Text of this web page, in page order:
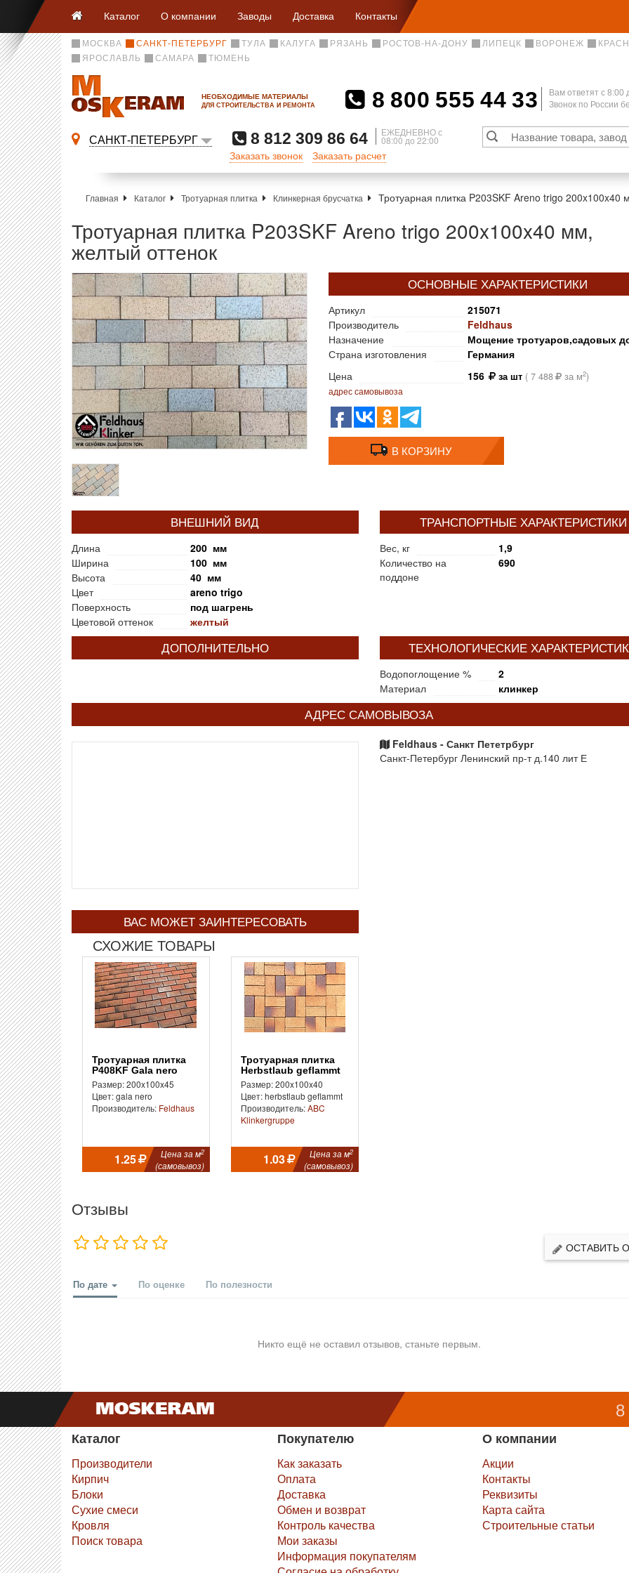
Каталог О компании Заводы Доставка Контакты
МОСКВА САНКТ-ПЕТЕРБУРГ ТУЛА КАЛУГА РЯЗАНЬ РОСТОВ-НА-ДОНУ ЛИПЕЦК ВОРОНЕЖ
ЯРОСЛАВЛЬ
САМАРА ТЮМЕНЬ
НЕОБХОДИМЫЕ МАТЕРИАЛЫ
ДЛЯ СТРОИТЕЛЬСТВА И РЕМОНТА 8 800 555 44 33
Вам ответят c 8:00
Звонок по России
САНКТ-ПЕТЕРБУРГ 8 812 309 86 64 ЕЖЕДНЕВНО с
08:00 до 22:00
Заказать звонок Заказать расчет
Главная Каталог Тротуарная плитка Клинкерная брусчатка Тротуарная плитка P203SKF Areno trigo 200x100x40
Тротуарная плитка P203SKF Areno trigo 200x100x40 мм,
желтый оттенок
ОСНОВНЫЕ ХАРАКТЕРИСТИКИ
Артикул
215071
Производитель
Feldhaus
Назначение
Мощение тротуаров,садовых
Страна изготовления
Германия
Цена
156 за шт (7 488 за м2)
адрес самовывоза
В КОРЗИНУ
ВНЕШНИЙ ВИД
Длина
200 мм
Ширина
100 мм
Высота
40 мм
Цвет
areno trigo
Поверхность
под шагрень
Цветовой оттенок
желтый
ТРАНСПОРТНЫЕ ХАРАКТЕРИСТИКИ
Вес, кг
1,9
Количество на
поддоне
690
ДОПОЛНИТЕЛЬНО ТЕХНОЛОГИЧЕСКИЕ
Водопоглощение %
2
Материал
клинкер
АДРЕС САМОВЫВОЗА
Feldhaus - Санкт Пететрбург
Санкт-Петербург Ленинский пр-т д.140 лит Е
ВАС МОЖЕТ ЗАИНТЕРЕСОВАТЬ
СХОЖИЕ ТОВАРЫ
Тротуарная плитка
P408KF Gala nero
Размер: 200x100x45
Цвет: gala nero
Производитель: Feldhaus
1.25 Цена за м2
(самовывоз)
Тротуарная плитка
Herbstlaub geflammt
Размер: 200x100x40
Цвет: herbstlaub geflammt
Производитель:ABC
Klinkergruppe
1.03 Цена за м2
(самовывоз)
Отзывы
ОСТАВИТЬ
По дате По оценке По полезности
Никто ещё не оставил отзывов, станьте первым.
Каталог
Производители
Кирпич
Блоки
Сухие смеси
Кровля
Поиск товара
Покупателю
Как заказать
Оплата
Доставка
Обмен и возврат
Контроль качества
Мои заказы
Информация покупателям
О компании
Акции
Контакты
Реквизиты
Карта сайта
Строительные статьи